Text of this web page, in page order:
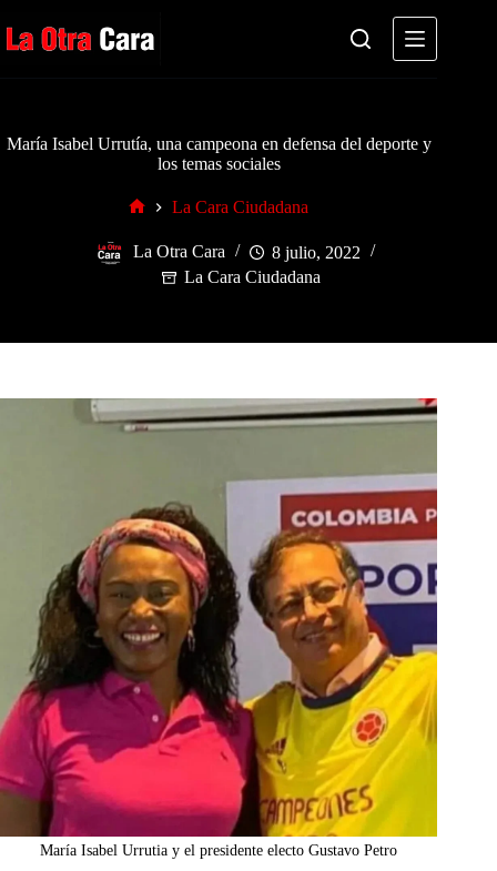
al
contenido
María Isabel Urrutía, una campeona en defensa del deporte y
los temas sociales
La Cara Ciudadana
La Otra Cara
8 julio, 2022
La Cara Ciudadana
María Isabel Urrutia y el presidente electo Gustavo Petro